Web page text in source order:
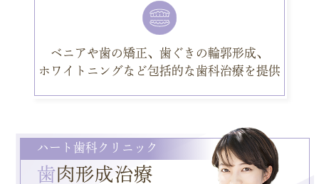
ベニアや歯の矯正、 歯ぐきの輪郭形成、
ホワイトニングなど包括的な歯科治療を提供
ハート歯科クリニック
歯肉形成治療